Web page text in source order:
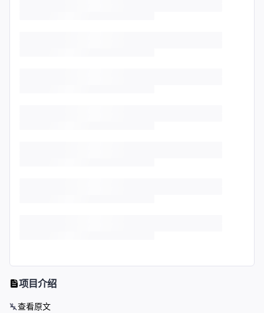
项目介绍
查看原文